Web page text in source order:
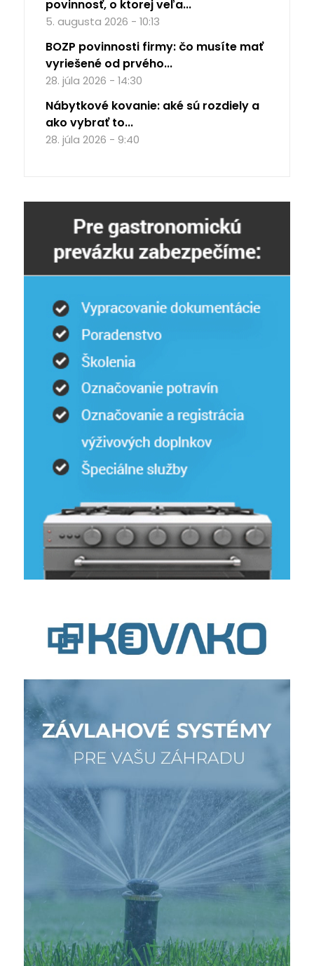
povinnosť, o ktorej veľa...
5. augusta 2026 - 10:13
BOZP povinnosti firmy: čo musíte mať
vyriešené od prvého...
28. júla 2026 - 14:30
Nábytkové kovanie: aké sú rozdiely a
ako vybrať to...
28. júla 2026 - 9:40